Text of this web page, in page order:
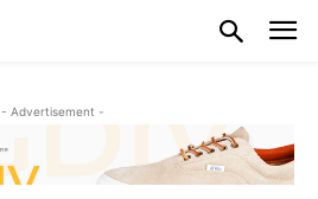
- Advertisement -